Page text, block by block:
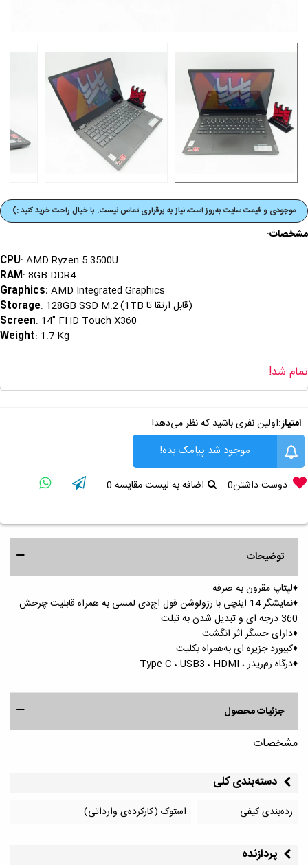
موجودی و قیمت‌ سایت به‌روز است، نیاز به برقراری تماس نیست. با خیال راحت خرید کنید :)
مشخصات:
CPU: AMD Ryzen 5 3500U
RAM: 8GB DDR4
Graphics: AMD Integrated Graphics
(قابل ارتقا تا 1TB)
: 128GB SSD M.2
Screen: 14" FHD Touch X360
Weight: 1.7 Kg
تمام شد!
امتیاز:اولین نفری باشید که نظر می‌دهد!
موجود شد پیامک بده!
دوست داشتن0 اضافه به لیست مقایسه 0
توضیحات
♦️لپتاپ مقرون به صرفه
♦️نمایشگر 14 اینچی با رزولوشن فول اچ‌دی لمسی به همراه قابلیت چرخش
360 درجه ای و تبدیل شدن به تبلت
♦️دارای حسگر اثر انگشت
♦️کیبورد جزیره ای به‌همراه بکلیت
♦️درگاه رم‌ریدر ، Type-C ، USB3 ، HDMI
جزئیات محصول
مشخصات
دسته‌بندی کلی
رده‌بندی کیفی استوک (کارکرده‌ی وارداتی)
پردازنده